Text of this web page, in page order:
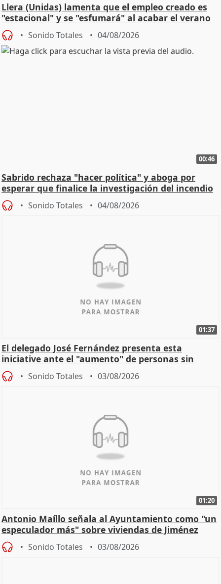
Llera (Unidas) lamenta que el empleo creado es
"estacional" y se "esfumará" al acabar el verano
Sonido Totales 04/08/2026
00:46
Sabrido rechaza "hacer política" y aboga por
esperar que finalice la investigación del incendio
Sonido Totales 04/08/2026
01:37
El delegado José Fernández presenta esta
iniciative ante el "aumento" de personas sin
hogar en Madri
Sonido Totales 03/08/2026
01:20
Antonio Maíllo señala al Ayuntamiento como "un
especulador más" sobre viviendas de Jiménez
Becerril
Sonido Totales 03/08/2026